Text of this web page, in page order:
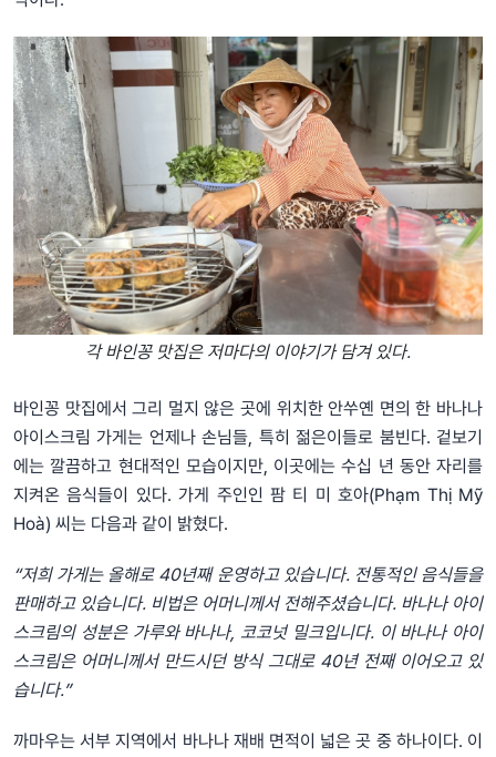
각 바인꽁 맛집은 저마다의 이야기가 담겨 있다.
바인꽁 맛집에서 그리 멀지 않은 곳에 위치한 안쑤옌 면의 한 바나나
아이스크림 가게는 언제나 손님들, 특히 젊은이들로 붐빈다. 겉보기
에는 깔끔하고 현대적인 모습이지만, 이곳에는 수십 년 동안 자리를
지켜온 음식들이 있다. 가게 주인인 팜 티 미 호아(Phạm Thị Mỹ
Hoà) 씨는 다음과 같이 밝혔다.
“저희 가게는 올해로 40년째 운영하고 있습니다. 전통적인 음식들을
판매하고 있습니다. 비법은 어머니께서 전해주셨습니다. 바나나 아이
스크림의 성분은 가루와 바나나, 코코넛 밀크입니다. 이 바나나 아이
스크림은 어머니께서 만드시던 방식 그대로 40년 전째 이어오고 있
습니다.”
까마우는 서부 지역에서 바나나 재배 면적이 넓은 곳 중 하나이다. 이